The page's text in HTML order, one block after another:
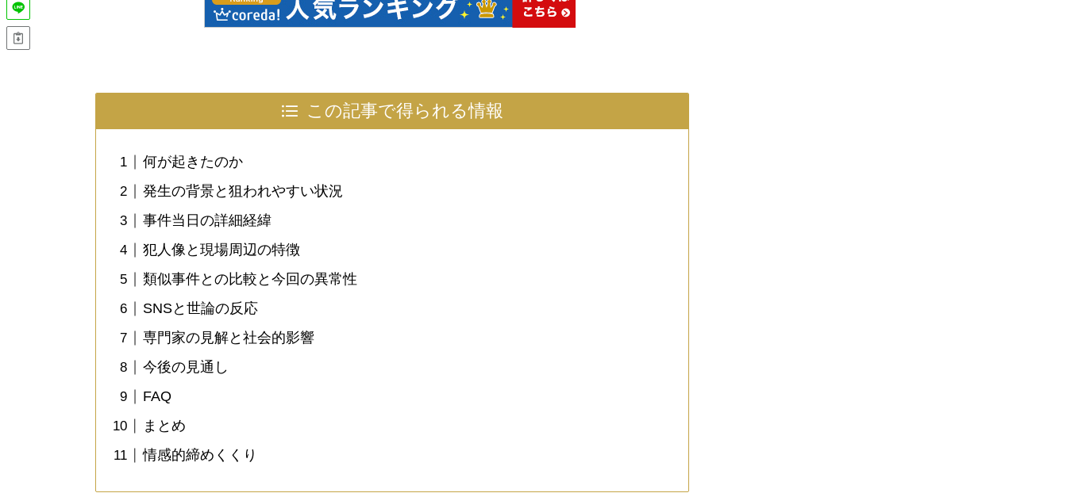
この記事で得られる情報
何が起きたのか
発生の背景と狙われやすい状況
事件当日の詳細経緯
犯人像と現場周辺の特徴
類似事件との比較と今回の異常性
SNSと世論の反応
専門家の見解と社会的影響
今後の見通し
FAQ
まとめ
情感的締めくくり